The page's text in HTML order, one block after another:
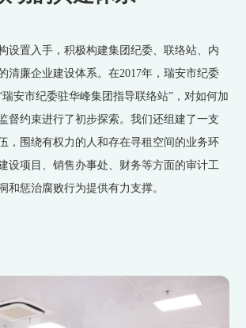
设置入手，积极构建集团纪委、联络站、内
清廉企业建设体系。在2017年，瑞安市纪委
安市纪委驻华峰集团指导联络站”，对如何加
督约束进行了初步探索。我们还组建了一支
，围绕有权力的人和存在寻租空间的业务环
设项目、销售办事处、财务等方面的审计工
和惩治腐败行为提供有力支撑。